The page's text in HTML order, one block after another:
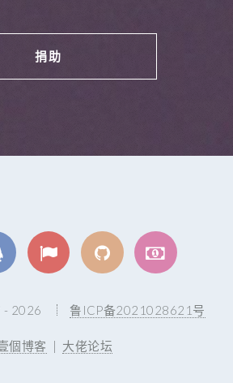
捐助
- 2026 鲁ICP备2021028621号
個博客 | 大佬论坛